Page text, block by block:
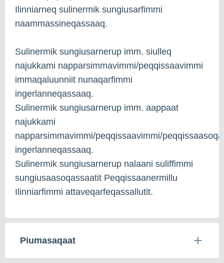
Ilinniarneq sulinermik sungiusarfimmi
naammassineqassaaq.
Sulinermik sungiusarnerup imm. siulleq
najukkami napparsimmavimmi/peqqissaavimmi
immaqaluunniit nunaqarfimmi
ingerlanneqassaaq.
Sulinermik sungiusarnerup imm. aappaat
najukkami
napparsimmavimmi/peqqissaavimmi/
ingerlanneqassaaq.
Sulinermik sungiusarnerup nalaani suliffimmi
sungiusaasoqassaatit Peqqissaanermillu
Ilinniarfimmi attaveqarfeqassallutit.
Piumasaqaat